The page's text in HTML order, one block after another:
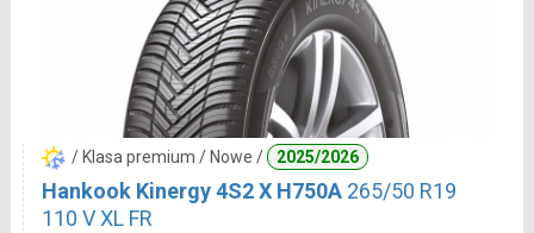
/ Klasa premium / Nowe / 2025/2026
Hankook Kinergy 4S2 X H750A 265/50 R19
110 V XL FR